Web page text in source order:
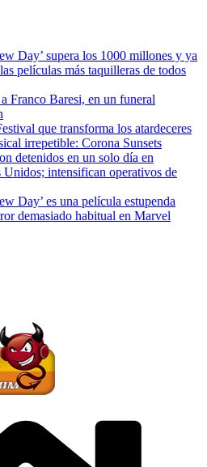
Day’ supera los 1000 millones y ya
películas más taquilleras de todos
Franco Baresi, en un funeral
que transforma los atardeceres
irrepetible: Corona Sunsets
detenidos en un solo día en
Unidos; intensifican operativos de
Day’ es una película estupenda
demasiado habitual en Marvel